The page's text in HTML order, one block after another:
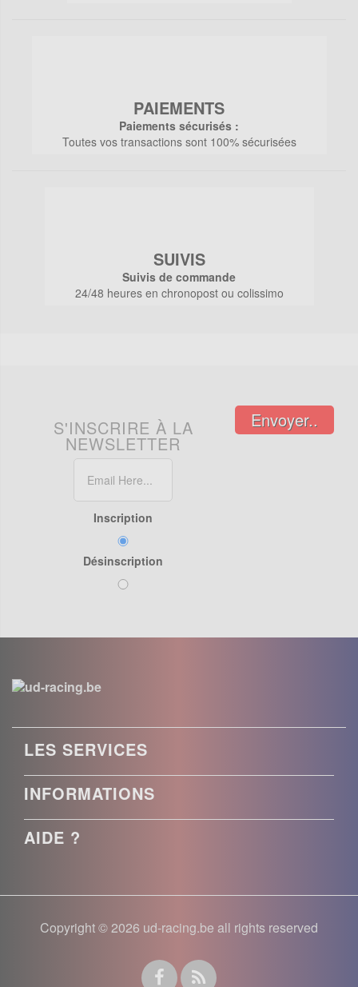
PAIEMENTS
Paiements sécurisés :
Toutes vos transactions sont 100% sécurisées
SUIVIS
Suivis de commande
24/48 heures en chronopost ou colissimo
S'INSCRIRE À LA
NEWSLETTER
Inscription
Désinscription
Envoyer..
LES SERVICES
INFORMATIONS
AIDE ?
Copyright © 2026 ud-racing.be all rights reserved